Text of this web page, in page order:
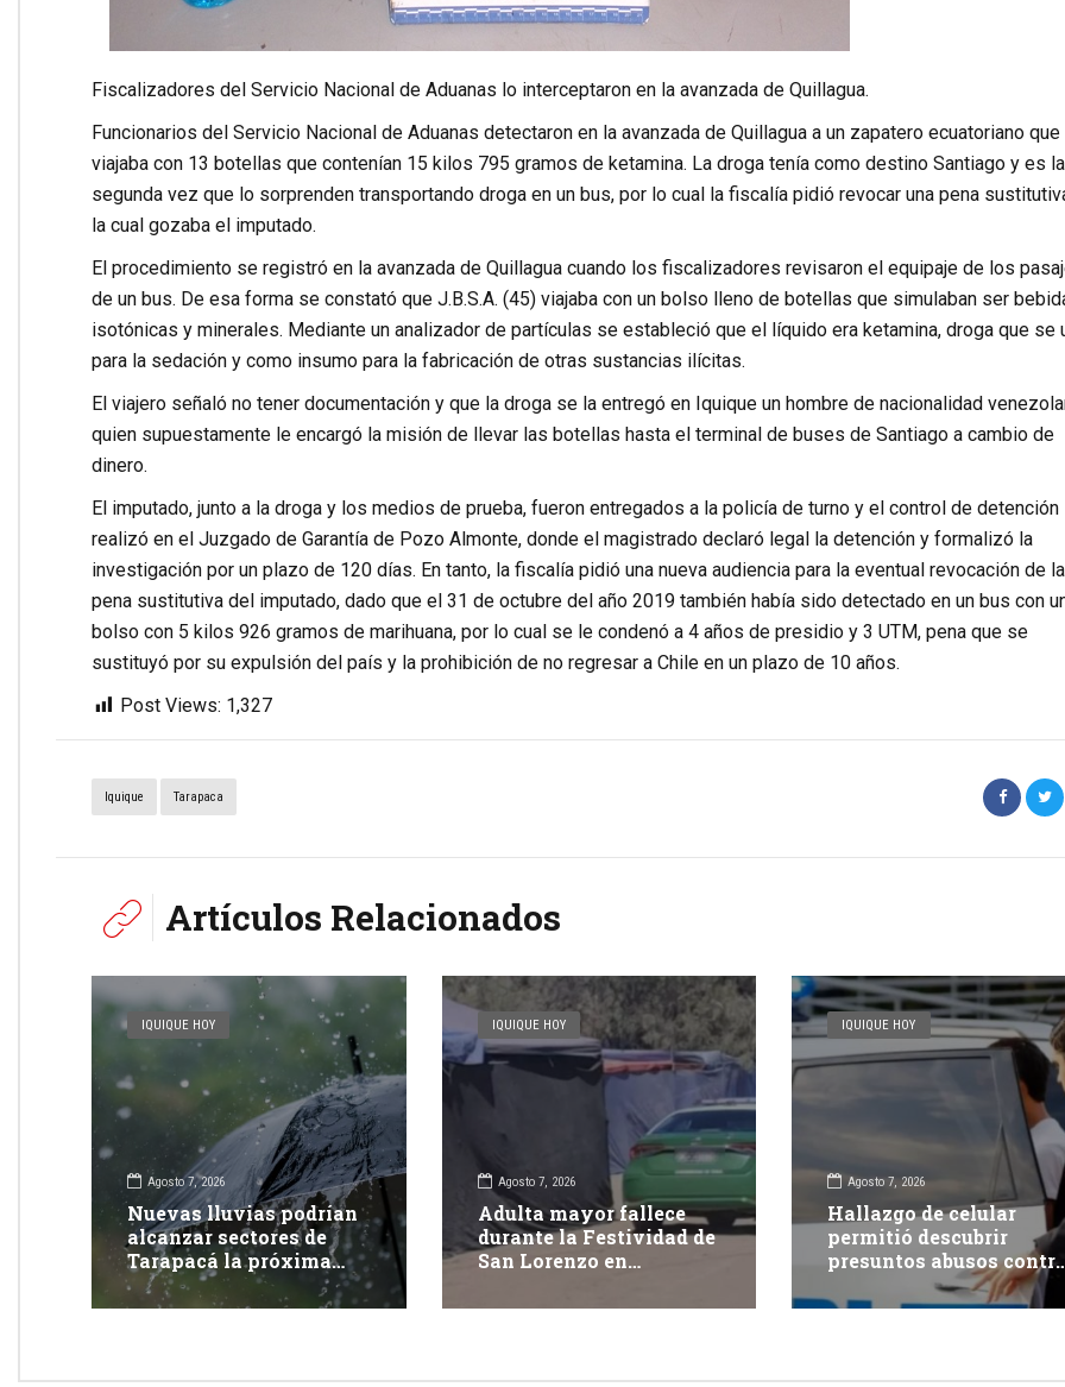
Fiscalizadores del Servicio Nacional de Aduanas lo interceptaron en la avanzada de Quillagua.
Funcionarios del Servicio Nacional de Aduanas detectaron en la avanzada de Quillagua a un zapatero ecuatoriano que
viajaba con 13 botellas que contenían 15 kilos 795 gramos de ketamina. La droga tenía como destino Santiago y es la
segunda vez que lo sorprenden transportando droga en un bus, por lo cual la fiscalía pidió revocar una pena
la cual gozaba el imputado.
El procedimiento se registró en la avanzada de Quillagua cuando los fiscalizadores revisaron el equipaje de los
de un bus. De esa forma se constató que J.B.S.A. (45) viajaba con un bolso lleno de botellas que simulaban ser
isotónicas y minerales. Mediante un analizador de partículas se estableció que el líquido era ketamina, droga que se
para la sedación y como insumo para la fabricación de otras sustancias ilícitas.
El viajero señaló no tener documentación y que la droga se la entregó en Iquique un hombre de nacionalidad
quien supuestamente le encargó la misión de llevar las botellas hasta el terminal de buses de Santiago a cambio de
dinero.
El imputado, junto a la droga y los medios de prueba, fueron entregados a la policía de turno y el control de detención
realizó en el Juzgado de Garantía de Pozo Almonte, donde el magistrado declaró legal la detención y formalizó la
investigación por un plazo de 120 días. En tanto, la fiscalía pidió una nueva audiencia para la eventual revocación de la
pena sustitutiva del imputado, dado que el 31 de octubre del año 2019 también había sido detectado en un bus con
bolso con 5 kilos 926 gramos de marihuana, por lo cual se le condenó a 4 años de presidio y 3 UTM, pena que se
sustituyó por su expulsión del país y la prohibición de no regresar a Chile en un plazo de 10 años.
Post Views: 1,327
Iquique Tarapaca
Artículos Relacionados
IQUIQUE HOY
Agosto 7, 2026
Nuevas lluvias podrían
alcanzar sectores de
Tarapacá la próxima
semana
IQUIQUE HOY
Agosto 7, 2026
Adulta mayor fallece
durante la Festividad de
San Lorenzo en
IQUIQUE HOY
Agosto 7, 2026
Hallazgo de celular
permitió descubrir
presuntos abusos
adolescente: dos
fueron detenidos